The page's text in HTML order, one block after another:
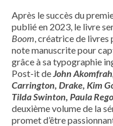
Après le succès du
publié en 2023, le livre
Boom, créatrice de livres
note manuscrite pour
grâce à sa typographie
Post-it deJohn
Carrington, Drake, Kim
Tilda Swinton, Paula Rego
deuxième volume de la
promet d’être